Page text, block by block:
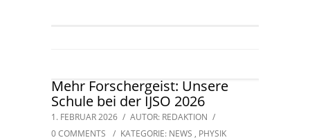
Mehr Forschergeist: Unsere
Schule bei der IJSO 2026
1. FEBRUAR 2026 / AUTOR: REDAKTION /
0 COMMENTS
/ KATEGORIE: NEWS , PHYSIK